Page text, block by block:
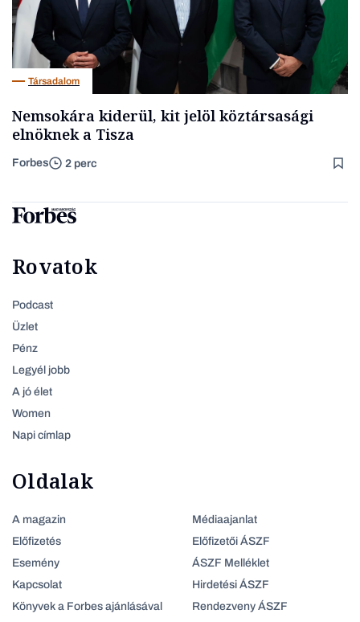
Társadalom
Nemsokára kiderül, kit jelöl köztársasági
elnöknek a Tisza
Forbes 2 perc
Rovatok
Podcast
Üzlet
Pénz
Legyél jobb
A jó élet
Women
Napi címlap
Oldalak
A magazin
Előfizetés
Esemény
Kapcsolat
Könyvek a Forbes ajánlásával
Médiaajanlat
Előfizetői ÁSZF
ÁSZF Melléklet
Hirdetési ÁSZF
Rendezveny ÁSZF